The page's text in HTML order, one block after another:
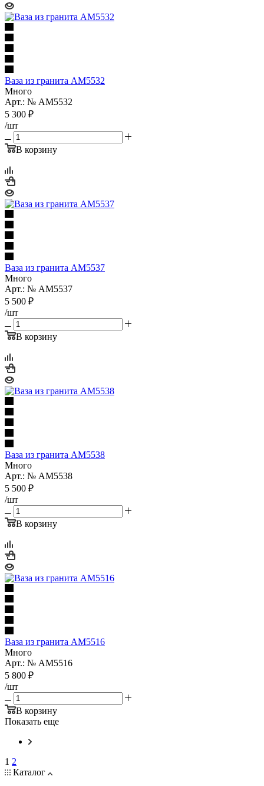
Ваза из гранита AM5532
Много
Арт.: № AM5532
5 300 ₽
/шт
В корзину
Ваза из гранита AM5537
Много
Арт.: № AM5537
5 500 ₽
/шт
В корзину
Ваза из гранита AM5538
Много
Арт.: № AM5538
5 500 ₽
/шт
В корзину
Ваза из гранита AM5516
Много
Арт.: № AM5516
5 800 ₽
/шт
В корзину
Показать еще
1 2
Каталог